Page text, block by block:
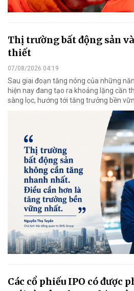
Thị trường bất động sản
thiết
07/08/2026 04:19
Sau giai đoạn tăng nóng của những
hiện nay đang tạo ra khoảng lặng cần
sàng lọc, hướng tới tăng trưởng bền
Các cổ phiếu IPO có được